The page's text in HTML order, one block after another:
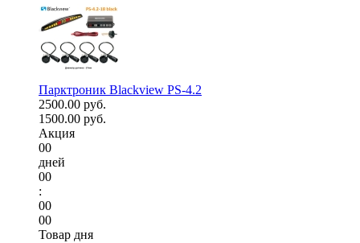
Парктроник Blackview PS-4.2
2500.00 руб.
1500.00 руб.
Акция
00
дней
00
:
00
00
Товар дня